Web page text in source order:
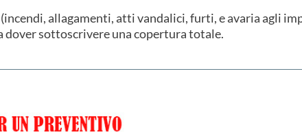
(incendi, allagamenti, atti vandalici, furti, e avaria agli
dover sottoscrivere una copertura totale.